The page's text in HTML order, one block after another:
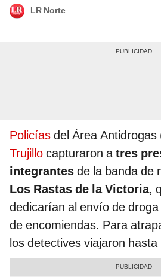
LR Norte
Policías del Área
Trujillo capturaron atres
integrantes de la banda de
Los Rastas de la Victoria,
dedicarían al envío de
de encomiendas. Para
los detectives viajaron